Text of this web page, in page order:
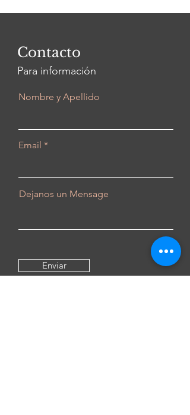
Contacto
Para información
Nombre y Apellido
Email
Dejanos un Mensage
Enviar